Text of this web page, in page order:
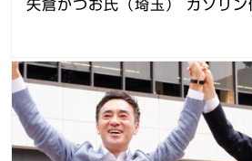
矢倉かつお氏（埼玉） ガソリン